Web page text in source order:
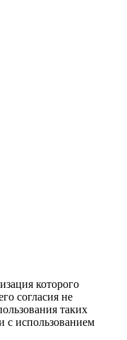
которого
согласия не
таких
с использованием